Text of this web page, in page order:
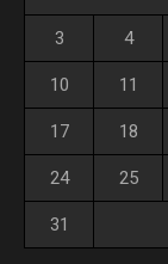
3 4
10 11
17 18
24 25
31